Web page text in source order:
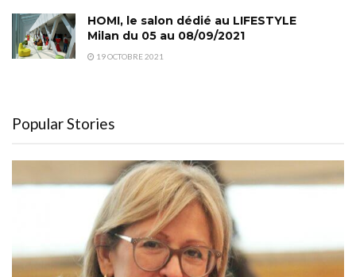
HOMI, le salon dédié au LIFESTYLE
Milan du 05 au 08/09/2021
19 OCTOBRE 2021
Popular Stories